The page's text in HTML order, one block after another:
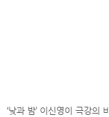
‘낮과 밤’ 이신영이 극강의